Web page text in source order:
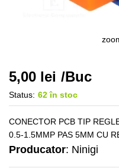
5,00 lei /Buc
Status: 62 în stoc
CONECTOR PCB TIP
0.5-1.5MMP PAS 5MM CU
Producator: Ninigi